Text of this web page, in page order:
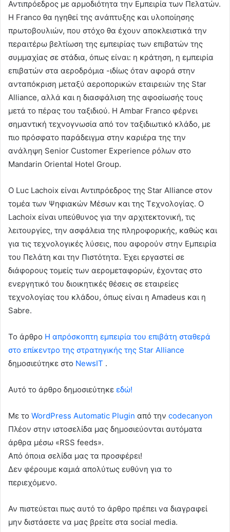
Αντιπρόεδρος με αρμοδιότητα την Εμπειρία των Πελατών.
Η Franco θα ηγηθεί της ανάπτυξης και υλοποίησης
πρωτοβουλιών, που στόχο θα έχουν αποκλειστικά την
περαιτέρω βελτίωση της εμπειρίας των επιβατών της
συμμαχίας σε στάδια, όπως είναι: η κράτηση, η εμπειρία
επιβατών στα αεροδρόμια -ιδίως όταν αφορά στην
ανταπόκριση μεταξύ αεροπορικών εταιρειών της Star
Alliance, αλλά και η διασφάλιση της αφοσίωσής τους
μετά το πέρας του ταξιδιού. Η Ambar Franco φέρνει
σημαντική τεχνογνωσία από τον ταξιδιωτικό κλάδο, με
πιο πρόσφατο παράδειγμα στην καριέρα της την
ανάληψη Senior Customer Experience ρόλων στο
Mandarin Oriental Hotel Group.
Ο Luc Lachoix είναι Αντιπρόεδρος της Star Alliance στον
τομέα των Ψηφιακών Μέσων και της Τεχνολογίας. Ο
Lachoix είναι υπεύθυνος για την αρχιτεκτονική, τις
λειτουργίες, την ασφάλεια της πληροφορικής, καθώς και
για τις τεχνολογικές λύσεις, που αφορούν στην Εμπειρία
του Πελάτη και την Πιστότητα. Έχει εργαστεί σε
διάφορους τομείς των αερομεταφορών, έχοντας στο
ενεργητικό του διοικητικές θέσεις σε εταιρείες
τεχνολογίας του κλάδου, όπως είναι η Amadeus και η
Sabre.
To άρθρο Η απρόσκοπτη εμπειρία του επιβάτη σταθερά
στο επίκεντρο της στρατηγικής της Star Alliance
δημοσιεύτηκε στο NewsIT .
Αυτό το άρθρο δημοσιεύτηκε εδώ!
Με το WordPress Automatic Plugin από την codecanyon
Πλέον στην ιστοσελίδα μας δημοσιεύονται αυτόματα
άρθρα μέσω «RSS feeds».
Από όποια σελίδα μας τα προσφέρει!
Δεν φέρουμε καμιά απολύτως ευθύνη για το
περιεχόμενο.
Αν πιστεύεται πως αυτό το άρθρο πρέπει να διαγραφεί
μην διστάσετε να μας βρείτε στα social media.